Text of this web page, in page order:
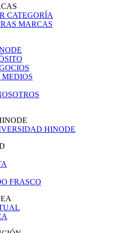
CATEGORÍA
MARCAS
HINODE
FRASCO